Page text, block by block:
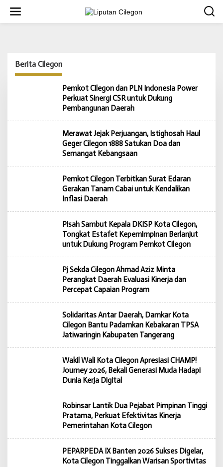
w
Berita Cilegon
Pemkot Cilegon dan PLN Indonesia Power
Perkuat Sinergi CSR untuk Dukung
Pembangunan Daerah
Merawat Jejak Perjuangan, Istighosah Haul
Geger Cilegon 1888 Satukan Doa dan
Semangat Kebangsaan
Pemkot Cilegon Terbitkan Surat Edaran
Gerakan Tanam Cabai untuk Kendalikan
Inflasi Daerah
Pisah Sambut Kepala DKISP Kota Cilegon,
Tongkat Estafet Kepemimpinan Berlanjut
untuk Dukung Program Pemkot Cilegon
Pj Sekda Cilegon Ahmad Aziz Minta
Perangkat Daerah Evaluasi Kinerja dan
Percepat Capaian Program
Solidaritas Antar Daerah, Damkar Kota
Cilegon Bantu Padamkan Kebakaran TPSA
Jatiwaringin Kabupaten Tangerang
Wakil Wali Kota Cilegon Apresiasi CHAMP!
Journey 2026, Bekali Generasi Muda Hadapi
Dunia Kerja Digital
Robinsar Lantik Dua Pejabat Pimpinan Tinggi
Pratama, Perkuat Efektivitas Kinerja
Pemerintahan Kota Cilegon
PEPARPEDA IX Banten 2026 Sukses Digelar,
Kota Cilegon Tinggalkan Warisan Sportivitas